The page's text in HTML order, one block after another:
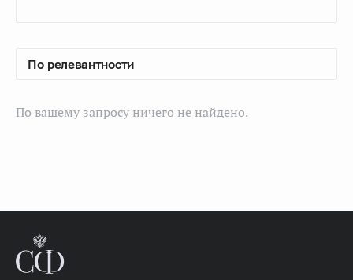
По вашему запросу ничего не найдено.